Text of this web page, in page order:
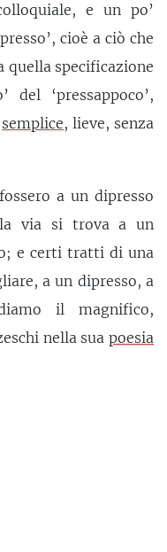
e un po’
cioè a ciò che
quella specificazione
del ‘pressappoco’,
semplice, lieve, senza
a un dipresso
via si trova a un
e certi tratti di una
a un dipresso, a
il magnifico,
nella sua poesia